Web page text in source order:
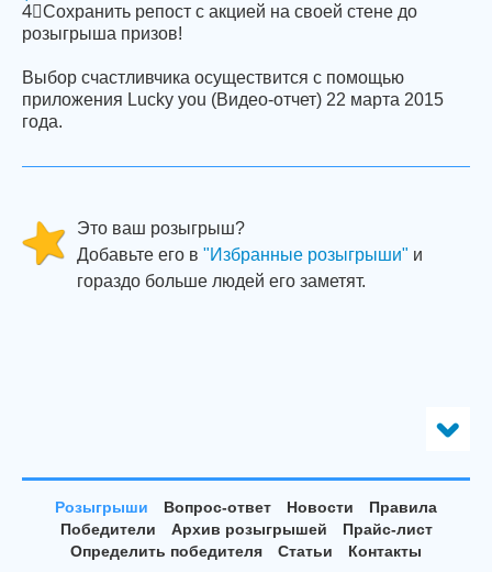
4⃣Cохранить репост с акцией на своей стене до
розыгрыша призов!
Выбор счастливчика осуществится с помощью
приложения Lucky you (Видео-отчет) 22 марта 2015
года.
Это ваш розыгрыш?
Добавьте его в "Избранные розыгрыши" и
гораздо больше людей его заметят.
Розыгрыши Вопрос-ответ Новости
Правила
Победители
Архив розыгрышей
Прайс-лист
Определить победителя
Статьи Контакты